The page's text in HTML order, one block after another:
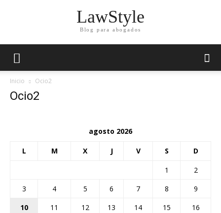
LawStyle
Blog para abogados
Inicio Ocio2
Ocio2
agosto 2026
L M X J V S D
1
2
3
4 5 6 7 8
9
10
11 12 13 14 15
16